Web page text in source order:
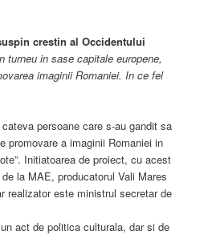
crestin al Occidentului
turneu in sase capitale europene,
imaginii Romaniei. In ce fel
persoane care s-au gandit sa
promovare a imaginii Romaniei in
Initiatoarea de proiect, cu acest
la MAE, producatorul Vali Mares
realizator este ministrul secretar de
act de politica culturala, dar si de